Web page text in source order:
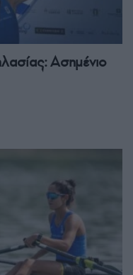
Ασημένιο